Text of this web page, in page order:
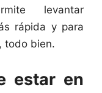
levantar
rápida y para
todo bien.
estar en